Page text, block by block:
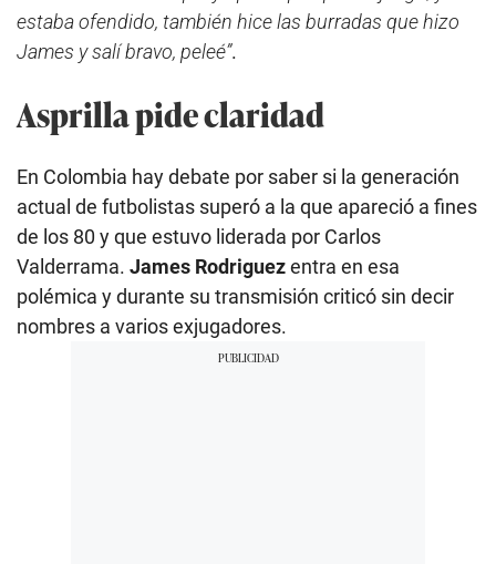
estaba ofendido, también hice las burradas que hizo
James y salí bravo, peleé”.
Asprilla pide claridad
En Colombia hay debate por saber si la generación
actual de futbolistas superó a la que apareció a fines
de los 80 y que estuvo liderada por Carlos
Valderrama. James Rodriguezentra en esa
polémica y durante su transmisión criticó sin decir
nombres a varios exjugadores.